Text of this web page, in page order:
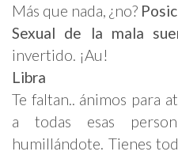
Más que nada, ¿no?
Sexual de la mala
invertido. ¡Au!
Libra
Te faltan.. ánimos para
a todas esas
humillándote. Tienes